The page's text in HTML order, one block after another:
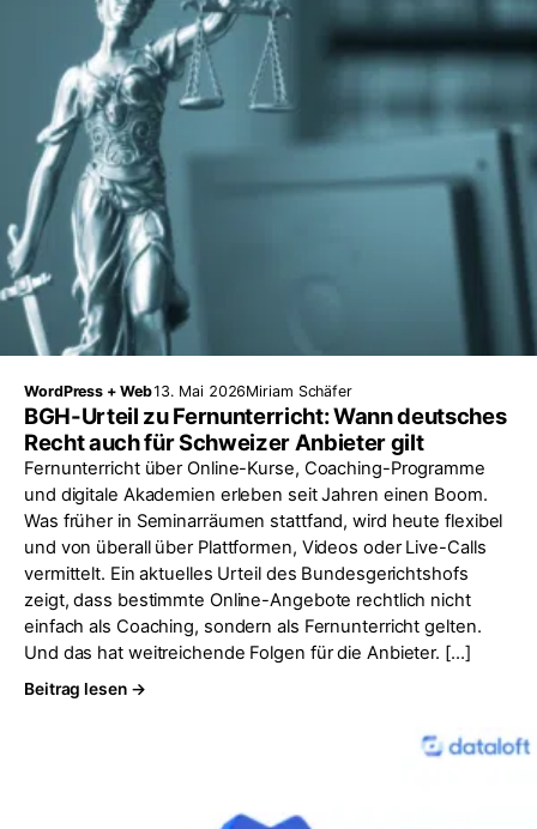
WordPress + Web13. Mai 2026Miriam Schäfer
BGH-Urteil zu Fernunterricht: Wann deutsches
Recht auch für Schweizer Anbieter gilt
Fernunterricht über Online-Kurse, Coaching-Programme
und digitale Akademien erleben seit Jahren einen Boom.
Was früher in Seminarräumen stattfand, wird heute flexibel
und von überall über Plattformen, Videos oder Live-Calls
vermittelt. Ein aktuelles Urteil des Bundesgerichtshofs
zeigt, dass bestimmte Online-Angebote rechtlich nicht
einfach als Coaching, sondern als Fernunterricht gelten.
Und das hat weitreichende Folgen für die Anbieter. […]
Beitrag lesen →